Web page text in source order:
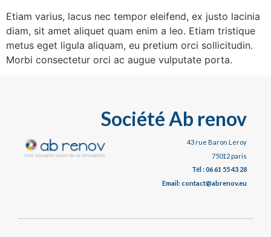
Etiam varius, lacus nec tempor eleifend, ex justo lacinia
diam, sit amet aliquet quam enim a leo. Etiam tristique
metus eget ligula aliquam, eu pretium orci sollicitudin.
Morbi consectetur orci ac augue vulputate porta.
Société Ab renov
43 rue Baron Leroy
75012 paris
Tél : 06 61 55 43 28
Email: contact@abrenov.eu